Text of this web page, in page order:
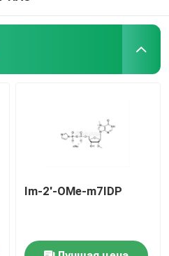
Im-2'-OMe-m7IDP